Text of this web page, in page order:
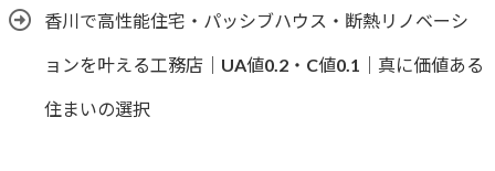
香川で高性能住宅・パッシブハウス・断熱リノベーシ
ョンを叶える工務店｜UA値0.2・C値0.1｜真に価値ある
住まいの選択